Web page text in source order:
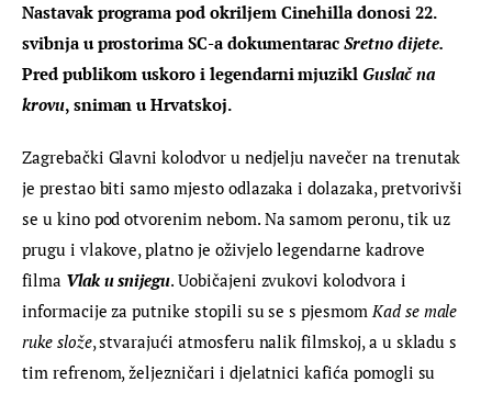
Nastavak programa pod okriljem Cinehilla donosi 22.
svibnja u prostorima SC-a dokumentarac Sretno dijete.
Pred publikom uskoro i legendarni mjuzikl Guslač na
krovu, sniman u Hrvatskoj.
Zagrebački Glavni kolodvor u nedjelju navečer na trenutak
je prestao biti samo mjesto odlazaka i dolazaka, pretvorivši
se u kino pod otvorenim nebom. Na samom peronu, tik uz
prugu i vlakove, platno je oživjelo legendarne kadrove
filma Vlak u snijegu. Uobičajeni zvukovi kolodvora i
informacije za putnike stopili su se s pjesmom Kad se male
ruke slože, stvarajući atmosferu nalik filmskoj, a u skladu s
tim refrenom, željezničari i djelatnici kafića pomogli su